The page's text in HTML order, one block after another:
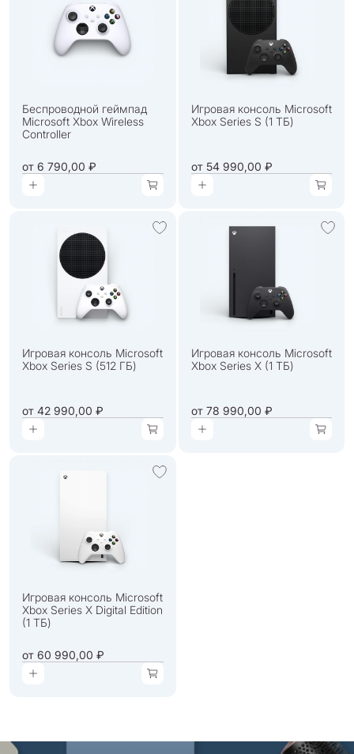
Беспроводной геймпад
Microsoft Xbox Wireless
Controller
от 6 790,00 ₽
Игровая консоль Microsoft
Xbox Series S (1 ТБ)
от54 990,00 ₽
Игровая консоль Microsoft
Xbox Series S (512 ГБ)
от 42 990,00 ₽
Игровая консоль Microsoft
Xbox Series X (1 ТБ)
от78 990,00 ₽
Игровая консоль Microsoft
Xbox Series X Digital Edition
(1 ТБ)
от 60 990,00 ₽